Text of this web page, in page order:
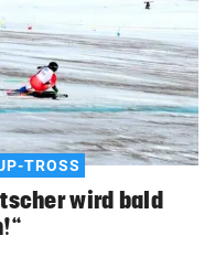
TROSS
wird bald